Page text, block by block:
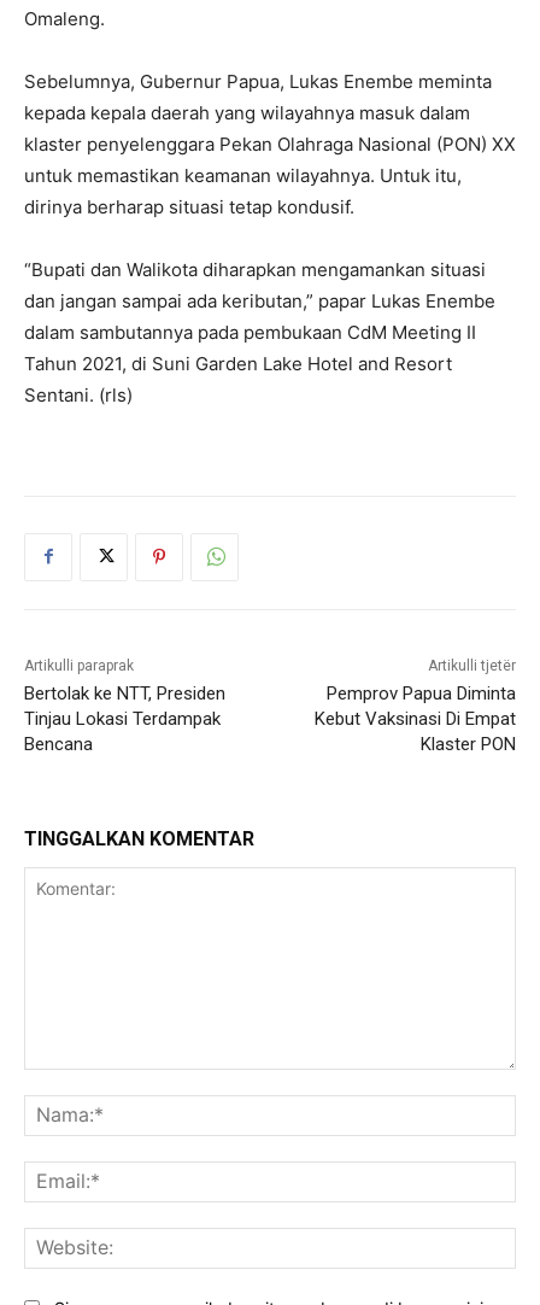
Omaleng.
Sebelumnya, Gubernur Papua, Lukas Enembe meminta
kepada kepala daerah yang wilayahnya masuk dalam
klaster penyelenggara Pekan Olahraga Nasional (PON) XX
untuk memastikan keamanan wilayahnya. Untuk itu,
dirinya berharap situasi tetap kondusif.
“Bupati dan Walikota diharapkan mengamankan situasi
dan jangan sampai ada keributan,” papar Lukas Enembe
dalam sambutannya pada pembukaan CdM Meeting II
Tahun 2021, di Suni Garden Lake Hotel and Resort
Sentani. (rls)
Artikulli paraprak
Bertolak ke NTT, Presiden
Tinjau Lokasi Terdampak
Bencana
Artikulli tjetër
Pemprov Papua Diminta
Kebut Vaksinasi Di Empat
Klaster PON
TINGGALKAN KOMENTAR